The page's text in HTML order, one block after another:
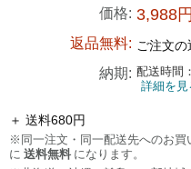
価格: 3,988円
返品無料: ご注文
納期: 配送時間
詳細を見
＋ 送料680円
※同一注文・同一配送先へのお買
に 送料無料 になります。